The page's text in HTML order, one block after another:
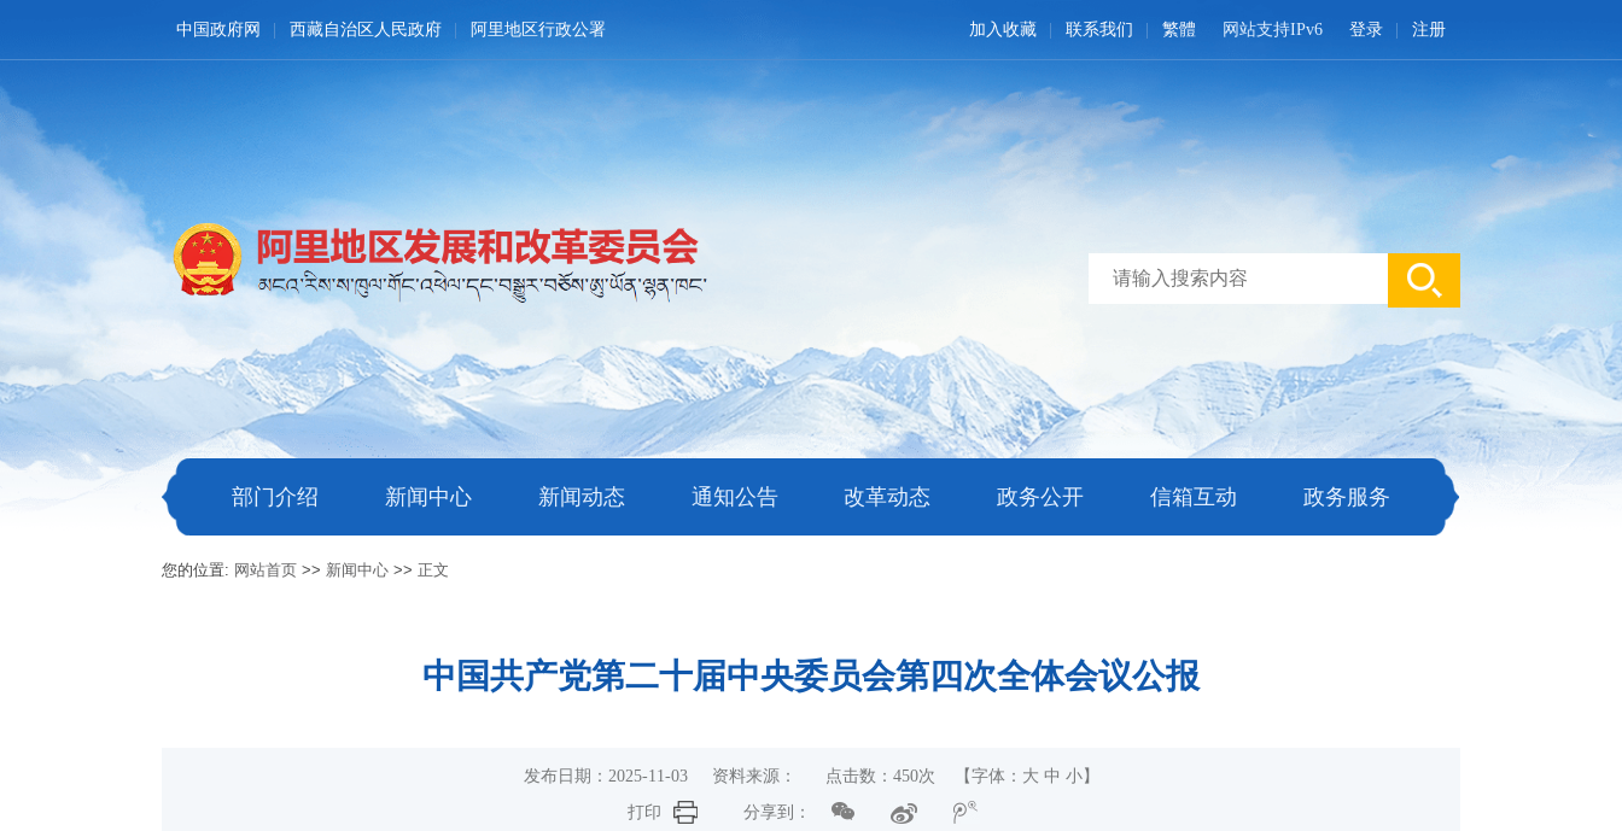
中国政府网 西藏自治区人民政府 阿里地区行政公署 登录 注册
网站支持IPv6
加入收藏 联系我们 繁體
部门介绍 新闻中心 新闻动态 通知公告 改革动态 政务公开 信箱互动 政务服务
您的位置: 网站首页 >> 新闻中心 >>正文
中国共产党第二十届中央委员会第四次全体会议公报
发布日期：2025-11-03 资料来源： 点击数： 450次 【字体： 大 中 小】
打印
分享到：